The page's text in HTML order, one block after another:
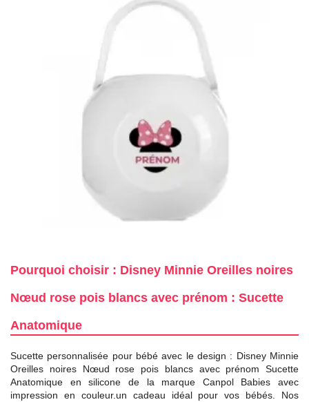
Pourquoi choisir : Disney Minnie Oreilles noires
Nœud rose pois blancs avec prénom : Sucette
Anatomique
Sucette personnalisée pour bébé avec le design : Disney Minnie
Oreilles noires Nœud rose pois blancs avec prénom Sucette
Anatomique en silicone de la marque Canpol Babies avec
impression en couleur.un cadeau idéal pour vos bébés. Nos